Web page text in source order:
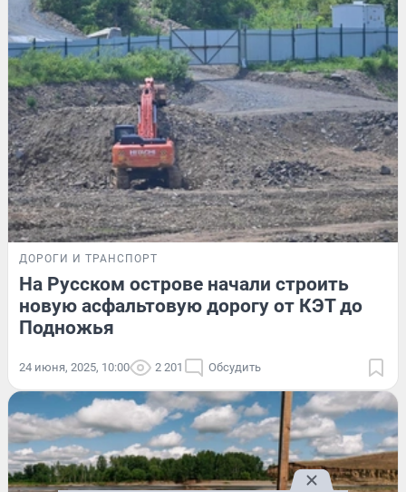
ДОРОГИ И ТРАНСПОРТ
На Русском острове начали строить
новую асфальтовую дорогу от КЭТ до
Подножья
24 июня, 2025, 10:00 2 201 Обсудить